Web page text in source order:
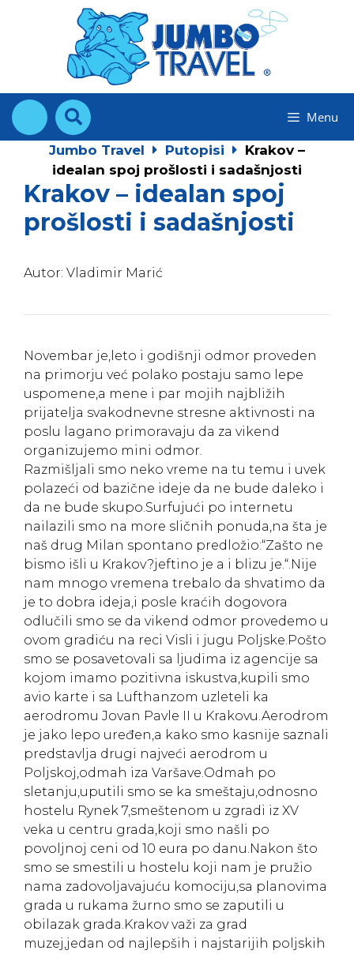
Menu
Jumbo Travel Putopisi
Krakov –
idealan spoj prošlosti i sadašnjosti
Krakov – idealan spoj
prošlosti i sadašnjosti
Autor: Vladimir Marić
Novembar je,leto i godišnji odmor proveden
na primorju već polako postaju samo lepe
uspomene,a mene i par mojih najbližih
prijatelja svakodnevne stresne aktivnosti na
poslu lagano primoravaju da za vikend
organizujemo mini odmor.
Razmišljali smo neko vreme na tu temu i uvek
polazeći od bazične ideje da ne bude daleko i
da ne bude skupo.Surfujući po internetu
nailazili smo na more sličnih ponuda,na šta je
naš drug Milan spontano predložio:“Zašto ne
bismo išli u Krakov?jeftino je a i blizu je.“.Nije
nam mnogo vremena trebalo da shvatimo da
je to dobra ideja,i posle kraćih dogovora
odlučili smo se da vikend odmor provedemo u
ovom gradiću na reci Visli i jugu Poljske.Pošto
smo se posavetovali sa ljudima iz agencije sa
kojom imamo pozitivna iskustva,kupili smo
avio karte i sa Lufthanzom uzleteli ka
aerodromu Jovan Pavle II u Krakovu.Aerodrom
je jako lepo uređen,a kako smo kasnije saznali
predstavlja drugi najveći aerodrom u
Poljskoj,odmah iza Varšave.Odmah po
sletanju,uputili smo se ka smeštaju,odnosno
hostelu Rynek 7,smeštenom u zgradi iz XV
veka u centru grada,koji smo našli po
povoljnoj ceni od 10 eura po danu.Nakon što
smo se smestili u hostelu koji nam je pružio
nama zadovoljavajuću komociju,sa planovima
grada u rukama žurno smo se zaputili u
obilazak grada.Krakov važi za grad
muzej,jedan od najlepših i najstarijih poljskih